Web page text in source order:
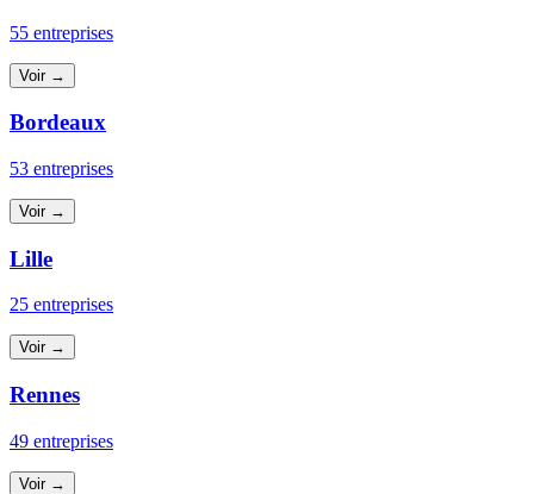
55 entreprises
Voir →
Bordeaux
53 entreprises
Voir →
Lille
25 entreprises
Voir →
Rennes
49 entreprises
Voir →